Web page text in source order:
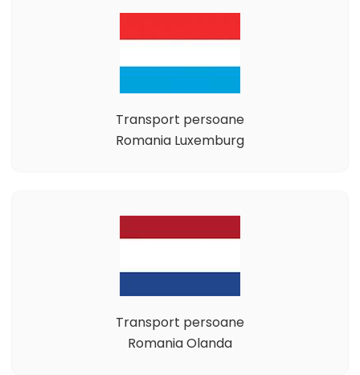
Transport persoane
Romania Luxemburg
Transport persoane
Romania Olanda